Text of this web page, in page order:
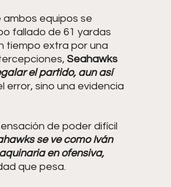
equipos se
fallado de 61 yardas
tiempo extra por una
Seahawks
el partido, aun así
error, sino una evidencia
de poder difícil
se ve como Iván
en ofensiva,
que pesa.